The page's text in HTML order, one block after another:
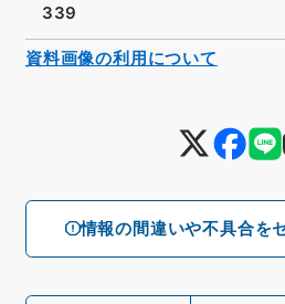
情報の間違いや不具合を
339
資料画像の利用について